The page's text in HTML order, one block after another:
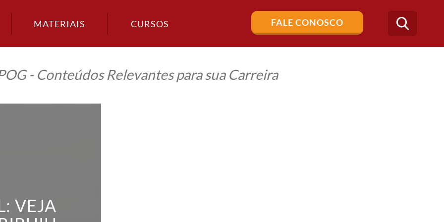
MATERIAIS CURSOS FALE CONOSCO
Buscar
no
blog
- Conteúdos Relevantes para sua Carreira
VEJA